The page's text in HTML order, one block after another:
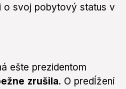
o svoj pobytový status v
ešte prezidentom
zrušila. O predĺžení